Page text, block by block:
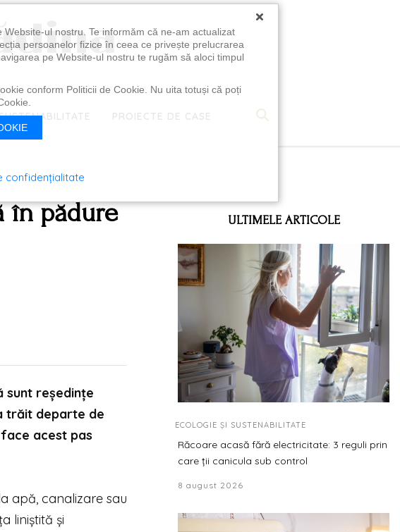
PROIECTE DE CASE
în pădure
sunt reședințe
trăit departe de
acest pas
apă, canalizare sau
liniștită și
ULTIMELE ARTICOLE
ECOLOGIE ȘI SUSTENABILITATE
Răcoare acasă fără electricitate: 3 reguli prin
care ții canicula sub control
8 august 2026
×
ul nostru. Te informăm că ne-am actualizat
persoanelor fizice în ceea ce privește prelucrarea
pe Website-ul nostru te rugăm să aloci timpul
conform Politicii de Cookie. Nu uita totuși că poți
confidențialitate